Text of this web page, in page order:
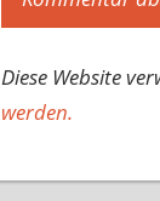
Diese Website
werden.